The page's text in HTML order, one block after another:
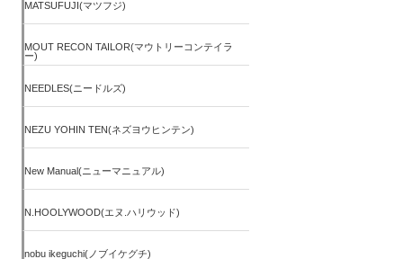
MATSUFUJI(マツフジ)
MOUT RECON TAILOR(マウトリーコンテイラ
ー)
NEEDLES(ニードルズ)
NEZU YOHIN TEN(ネズヨウヒンテン)
New Manual(ニューマニュアル)
N.HOOLYWOOD(エヌ.ハリウッド)
nobu ikeguchi(ノブイケグチ)